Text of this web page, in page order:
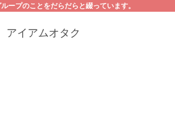
ープのことをだらだらと綴っています。
アイアムオタク